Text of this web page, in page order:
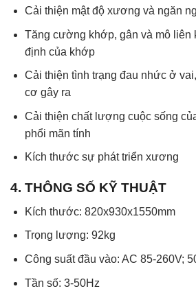
Cải thiện mật độ xương và ngăn
Tăng cường khớp, gân và mô liên
định của khớp
Cải thiện tình trạng đau nhức ở
cơ gây ra
Cải thiện chất lượng cuộc sống
phổi mãn tính
Kích thước sự phát triển xương
4. THÔNG SỐ KỸ THUẬT
Kích thước: 820x930x1550mm
Trọng lượng: 92kg
Công suất đầu vào: AC 85-260V;
Tần số: 3-50Hz